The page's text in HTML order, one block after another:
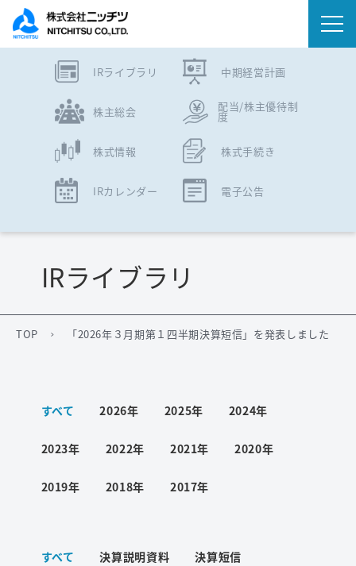
サステナビリティ
ワード検索
お問い合わせ
ご利用条件
IRライブラリ 中期経営計画
株主総会 配当/株主優待制
度
株式情報 株式手続き
IRカレンダー 電子公告
TOP 「2026年３月期第１四半期決算短信」を発表しました
IRライブラリ
すべて 2026年 2025年 2024年
2023年 2022年 2021年 2020年
2019年 2018年 2017年
すべて 決算説明資料 決算短信